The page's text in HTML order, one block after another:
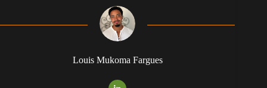
Louis Mukoma Fargues